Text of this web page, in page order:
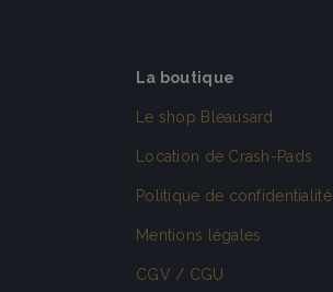
La boutique
Le shop Bleausard
Location de Crash-Pads
Politique de confidentialité
Mentions légales
CGV / CGU